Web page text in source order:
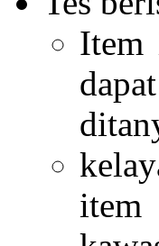
Item
item